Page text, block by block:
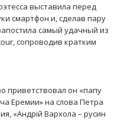
выставила перед
смартфон и, сделав пару
самый удачный из
сопроводив кратким
приветствовал он «папу
Еремии» на слова Петра
«Андрій Вархола – русин